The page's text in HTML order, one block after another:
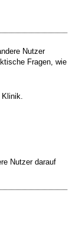
Nutzer
Fragen, wie
Nutzer darauf